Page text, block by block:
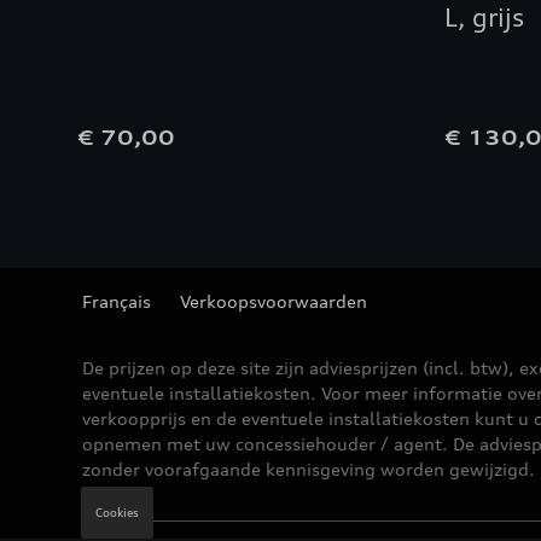
€ 70,00
L, grijs
€
Français Verkoopsvoorwaarden
De prijzen op deze site zijn adviesprijzen (incl. btw),
eventuele installatiekosten. Voor meer informatie
verkoopprijs en de eventuele installatiekosten kunt u
opnemen met uw concessiehouder / agent. De
zonder voorafgaande kennisgeving worden gewijzigd.
Cookies